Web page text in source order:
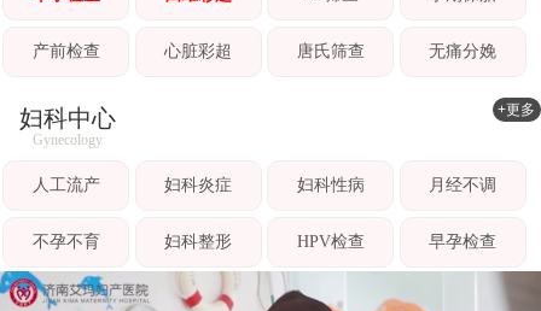
产前检查 心脏彩超 唐氏筛查 无痛分娩
妇科中心
Gynecology
+更多
人工流产 妇科炎症 妇科性病 月经不调
不孕不育 妇科整形 HPV检查 早孕检查